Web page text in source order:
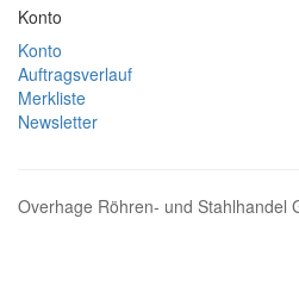
Konto
Konto
Auftragsverlauf
Merkliste
Newsletter
Overhage Röhren- und Stahlhandel